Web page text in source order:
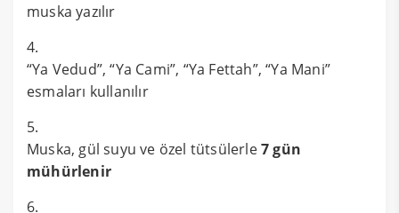
muska yazılır
“Ya Vedud”, “Ya Cami”, “Ya Fettah”, “Ya Mani”
esmaları kullanılır
Muska, gül suyu ve özel tütsülerle7 gün
mühürlenir